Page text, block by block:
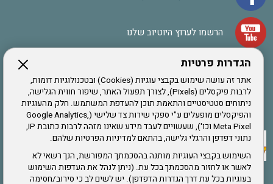
הגדרות פרטיות
אתר זה עושה שימוש בקבצי עוגיות (Cookies) ובטכנולוגיות דומות,
לרבות פיקסלים (Pixels), לצורך תפעול האתר, שיפור חווית הגלישה,
ניתוחים סטטיסטיים והתאמת תוכן להעדפת המשתמש. חלק מהעוגיות
והפיקסלים מופעלים ע"י ספקי שירות צד שלישי (Google Analytics,
Meta Pixel וכו'), שעשויים לעבד מידע שאינו מזהה לרבות כתובת IP,
נתוני דפדפן והרגלי גלישה, בהתאם למדיניות הפרטיות שלהם.
השימוש בקבצי העוגיות מותנה בהסכמתך המפורשת, הנך רשאי לא
לאשר או לחזור מהסכמתך בכל עת. (ניתן לנהל את העדפות השימוש
בעוגיות בכל עת דרך הגדרות הדפדפן). יש לשים לב כי סירוב/חסימה
הרשמו לערוץ היוטיוב שלנו
אתר צה"ל
תקנון האתר